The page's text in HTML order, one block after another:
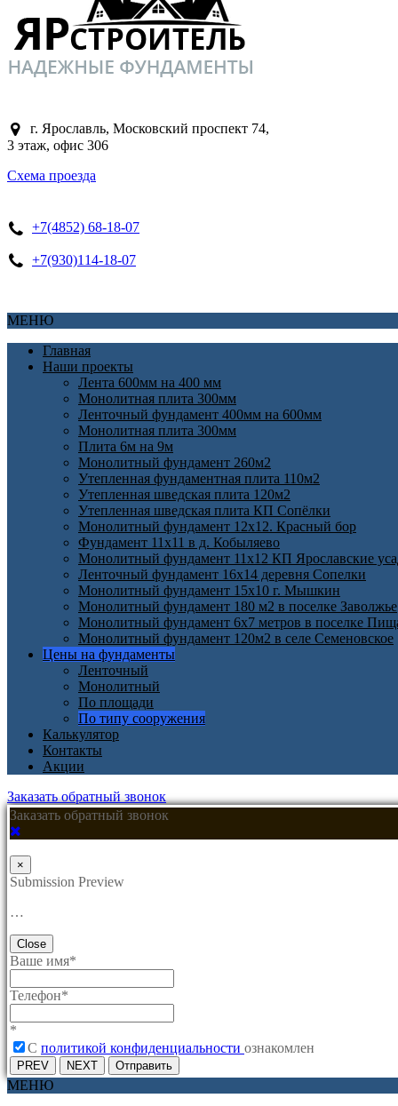
г. Ярославль, Московский проспект 74,
3 этаж, офис 306
Схема проезда
+7(4852) 68-18-07
+7(930)114-18-07
МЕНЮ
Главная
Наши проекты
Лента 600мм на 400 мм
Монолитная плита 300мм
Ленточный фундамент 400мм на 600мм
Монолитная плита 300мм
Плита 6м на 9м
Монолитный фундамент 260м2
Утепленная фундаментная плита 110м2
Утепленная шведская плита 120м2
Утепленная шведская плита КП Cопёлки
Монолитный фундамент 12х12. Красный бор
Фундамент 11х11 в д. Кобыляево
Монолитный фундамент 11х12 КП Ярославские
Ленточный фундамент 16х14 деревня Сопелки
Монолитный фундамент 15х10 г. Мышкин
Монолитный фундамент 180 м2 в поселке Заволжье
Монолитный фундамент 6х7 метров в поселке
Монолитный фундамент 120м2 в селе Семеновское
Цены на фундаменты
Ленточный
Монолитный
По площади
По типу сооружения
Калькулятор
Контакты
Акции
Заказать обратный звонок
Заказать обратный звонок
×
Submission Preview
…
Close
Ваше имя*
Телефон*
*
C политикой конфиденциальности ознакомлен
PREV NEXT Отправить
МЕНЮ